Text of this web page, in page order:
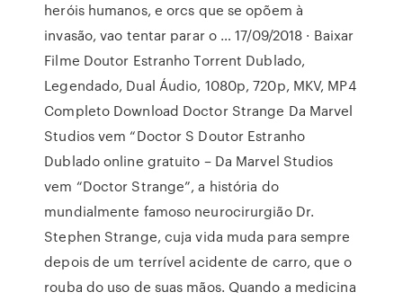
heróis humanos, e orcs que se opõem à
invasão, vao tentar parar o … 17/09/2018 · Baixar
Filme Doutor Estranho Torrent Dublado,
Legendado, Dual Áudio, 1080p, 720p, MKV, MP4
Completo Download Doctor Strange Da Marvel
Studios vem “Doctor S Doutor Estranho
Dublado online gratuito – Da Marvel Studios
vem “Doctor Strange”, a história do
mundialmente famoso neurocirurgião Dr.
Stephen Strange, cuja vida muda para sempre
depois de um terrível acidente de carro, que o
rouba do uso de suas mãos. Quando a medicina